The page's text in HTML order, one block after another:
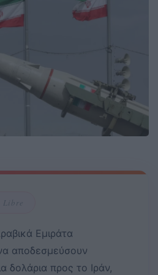
Εμιράτα
αποδεσμεύσουν
δολάρια προς το Ιράν,